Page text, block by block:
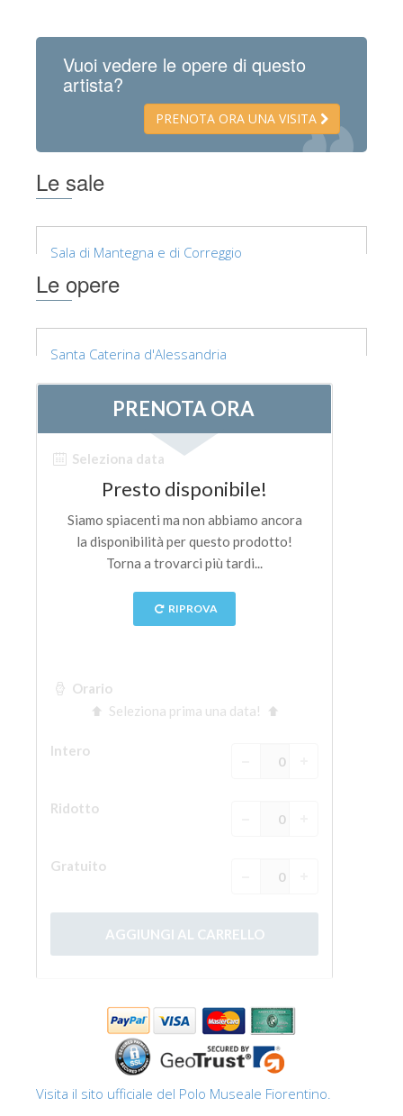
Santa Maria Novella
Vuoi vedere le opere di questo
artista?
PRENOTA ORA UNA VISITA
Le sale
Sala di Mantegna e di Correggio
Le opere
Santa Caterina d'Alessandria
Visita il sito ufficiale del Polo Museale Fiorentino.